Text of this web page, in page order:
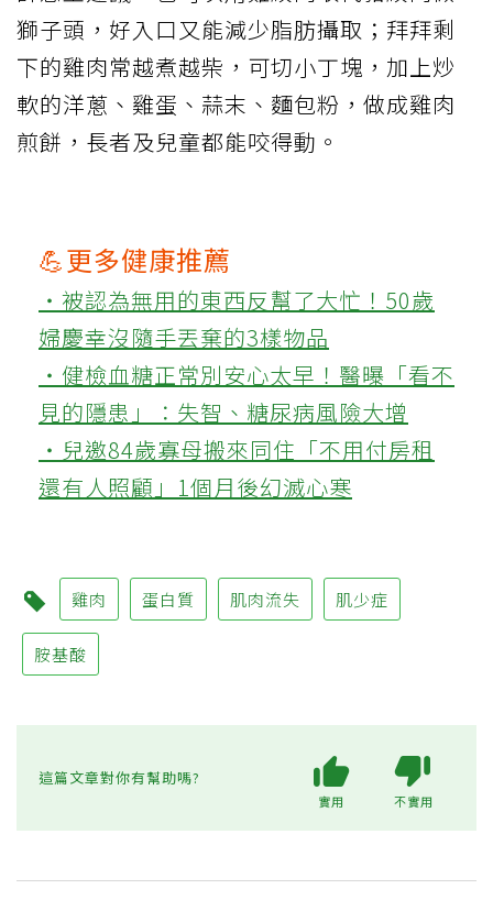
獅子頭，好入口又能減少脂肪攝取；拜拜剩
下的雞肉常越煮越柴，可切小丁塊，加上炒
軟的洋蔥、雞蛋、蒜末、麵包粉，做成雞肉
煎餅，長者及兒童都能咬得動。
💪更多健康推薦
‧被認為無用的東西反幫了大忙！50歲
婦慶幸沒隨手丟棄的3樣物品
‧健檢血糖正常別安心太早！醫曝「看不
見的隱患」：失智、糖尿病風險大增
‧兒邀84歲寡母搬來同住「不用付房租
還有人照顧」1個月後幻滅心寒
雞肉 蛋白質 肌肉流失 肌少症
胺基酸
這篇文章對你有幫助嗎?
實用 不實用